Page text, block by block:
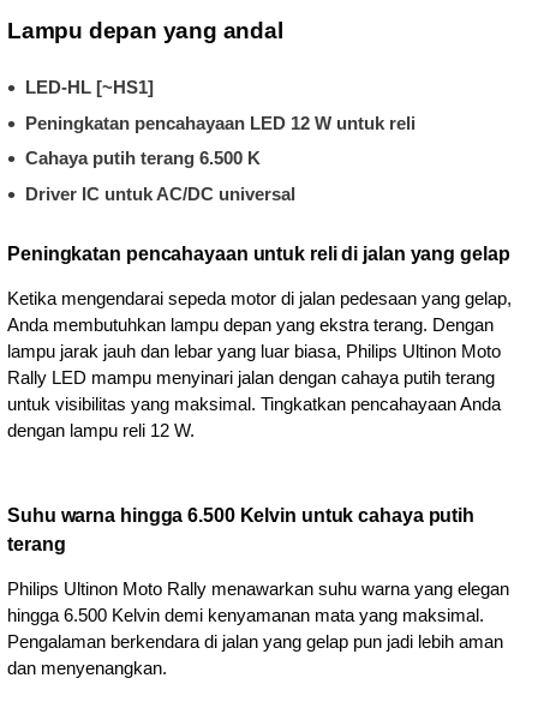
Lampu depan yang andal
LED-HL [~HS1]
Peningkatan pencahayaan LED 12 W untuk reli
Cahaya putih terang 6.500 K
Driver IC untuk AC/DC universal
Peningkatan pencahayaan untuk reli di jalan yang gelap
Ketika mengendarai sepeda motor di jalan pedesaan yang gelap,
Anda membutuhkan lampu depan yang ekstra terang. Dengan
lampu jarak jauh dan lebar yang luar biasa, Philips Ultinon Moto
Rally LED mampu menyinari jalan dengan cahaya putih terang
untuk visibilitas yang maksimal. Tingkatkan pencahayaan Anda
dengan lampu reli 12 W.
Suhu warna hingga 6.500 Kelvin untuk cahaya putih
terang
Philips Ultinon Moto Rally menawarkan suhu warna yang elegan
hingga 6.500 Kelvin demi kenyamanan mata yang maksimal.
Pengalaman berkendara di jalan yang gelap pun jadi lebih aman
dan menyenangkan.